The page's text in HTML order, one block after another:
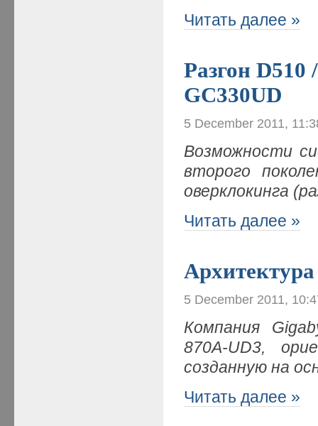
Читать далее »
Разгон D510
GC330UD
5 December 2011,
Возможности
второго
оверклокинга
Читать далее »
5 December 2011,
Компания
870A-UD3,
созданную на
Читать далее »